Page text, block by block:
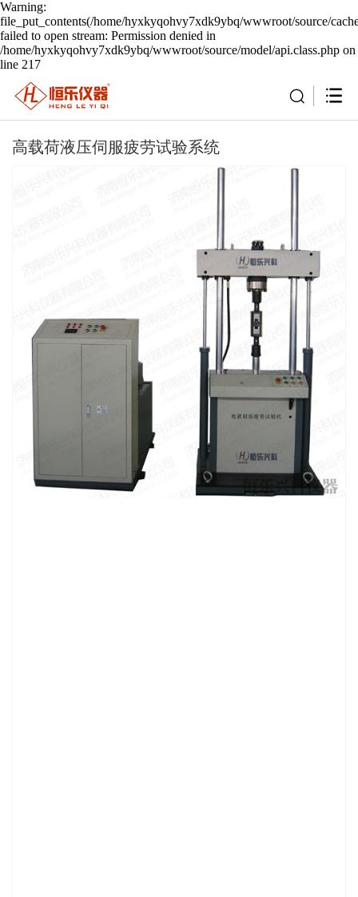
Warning:
file_put_contents(/home/hyxkyqohvy7xdk9ybq/wwwroot/source/
failed to open stream: Permission denied in
/home/hyxkyqohvy7xdk9ybq/wwwroot/source/model/api.class.php on
line 217
高载荷液压伺服疲劳试验系统